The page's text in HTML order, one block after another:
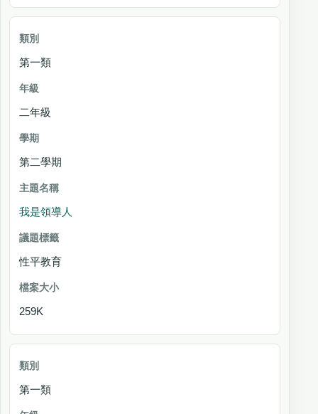
第一類
二年級
第二學期
我是領導人
性平教育
259K
第一類